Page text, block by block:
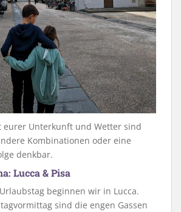
eurer Unterkunft und Wetter sind
Kombinationen oder eine
denkbar.
Lucca & Pisa
beginnen wir in Lucca.
sind die engen Gassen